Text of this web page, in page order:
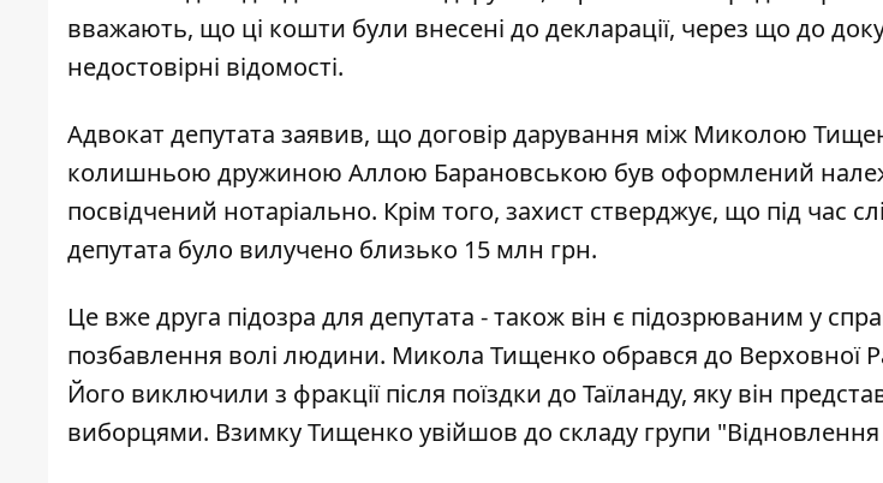
вважають, що ці кошти були внесені до декларації, через що до
недостовірні відомості.
Адвокат депутата заявив, що договір дарування між Миколою
колишньою дружиною Аллою Барановською був оформлений
посвідчений нотаріально. Крім того, захист стверджує, що під час
депутата було вилучено близько 15 млн грн.
Це вже друга підозра для депутата - також він є підозрюваним у
позбавлення волі людини. Микола Тищенко обрався до Верховної
Його виключили з фракції після поїздки до Таїланду, яку він
виборцями. Взимку Тищенко увійшов до складу групи "Відновлення